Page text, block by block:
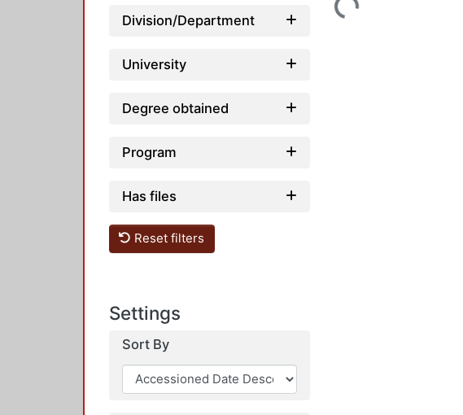
Division/Department
University
Degree obtained
Program
Has files
Reset filters
Settings
Sort By